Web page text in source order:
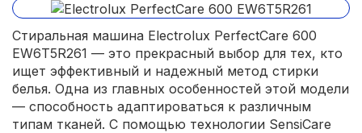
Стиральная машина Electrolux PerfectCare 600
EW6T5R261 — это прекрасный выбор для тех, кто
ищет эффективный и надежный метод стирки
белья. Одна из главных особенностей этой модели
— способность адаптироваться к различным
типам тканей. С помощью технологии SensiCare